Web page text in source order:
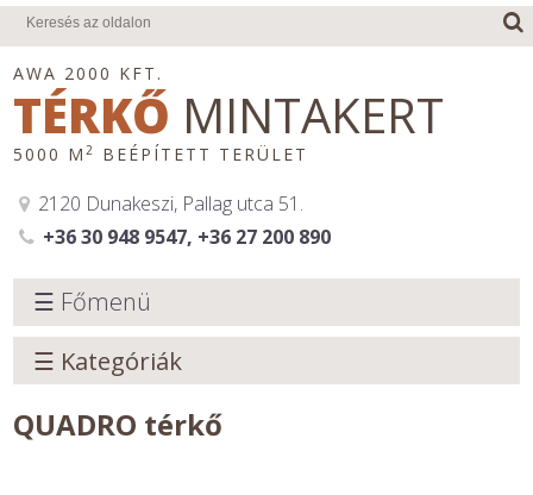
AWA 2000 KFT.
TÉRKŐ MINTAKERT
5000 M2 BEÉPÍTETT TERÜLET
2120 Dunakeszi, Pallag utca 51.
+36 30 948 9547, +36 27 200 890
☰ Főmenü
☰ Kategóriák
QUADRO térkő